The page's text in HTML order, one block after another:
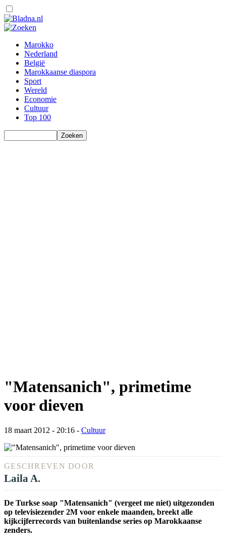
Marokko
Nederland
België
Marokkaanse diaspora
Sport
Wereld
Economie
Cultuur
Top 100
"Matensanich", primetime
voor dieven
18 maart 2012 - 20:16 - Cultuur
GESCHREVEN DOOR
Laila A.
De Turkse soap "Matensanich" (vergeet me niet) uitgezonden
op televisiezender 2M voor enkele maanden, breekt alle
kijkcijferrecords van buitenlandse series op Marokkaanse
zenders.